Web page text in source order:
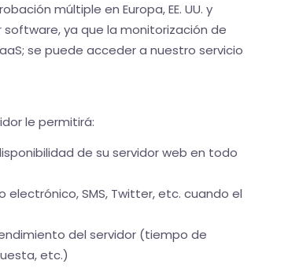
múltiple en Europa, EE. UU. y
ya que la monitorización de
se puede acceder a nuestro servicio
le permitirá:
de su servidor web en todo
electrónico, SMS, Twitter, etc. cuando el
del servidor (tiempo de
etc.)